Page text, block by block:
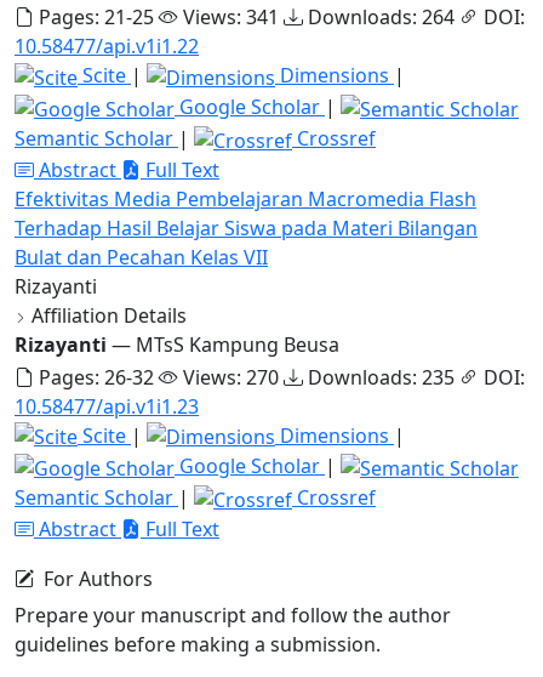
Pages: 21-25
Views: 341 Downloads: 264
DOI:
10.58477/api.v1i1.22
Scite | Dimensions |
Google Scholar |
Semantic Scholar |
Crossref
Abstract
Full Text
Efektivitas Media Pembelajaran Macromedia Flash
Terhadap Hasil Belajar Siswa pada Materi Bilangan
Bulat dan Pecahan Kelas VII
Rizayanti
Affiliation Details
Rizayanti — MTsS Kampung Beusa
Pages: 26-32
Views: 270 Downloads: 235
DOI:
10.58477/api.v1i1.23
Scite | Dimensions |
Google Scholar |
Semantic Scholar |
Crossref
Abstract
Full Text
For Authors
Prepare your manuscript and follow the author
guidelines before making a submission.